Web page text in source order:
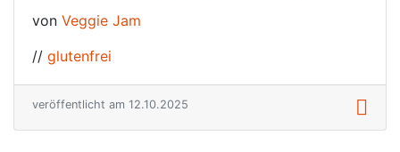
von Veggie Jam
// glutenfrei
veröffentlicht am 12.10.2025